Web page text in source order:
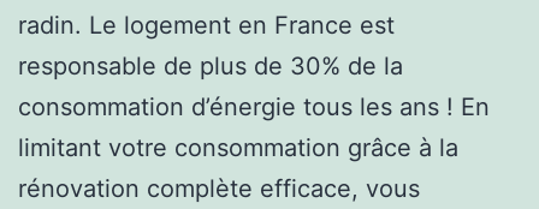
radin. Le logement en France est
responsable de plus de 30% de la
consommation d’énergie tous les ans ! En
limitant votre consommation grâce à la
rénovation complète efficace, vous